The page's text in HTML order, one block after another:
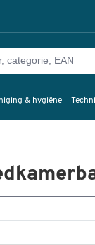
& hygiëne